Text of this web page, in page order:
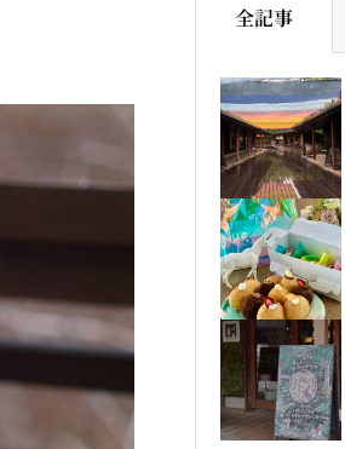
全記事